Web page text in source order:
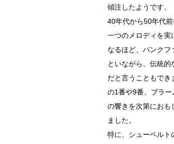
傾注したようです。
40年代から50年代
一つのメロディを実
なるほど、パンクフ
といながら、伝統
だと言うこともでき
の1番や9番、ブラ
の響きを次第におも
ました。
特に、シューベルト